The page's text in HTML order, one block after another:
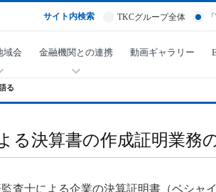
サイト内検索 TKCグループ全体
域会 金融機関との連携 動画ギャラリー
る
る決算書の作成証明業務
査士による企業の決算証明書（ベシャ